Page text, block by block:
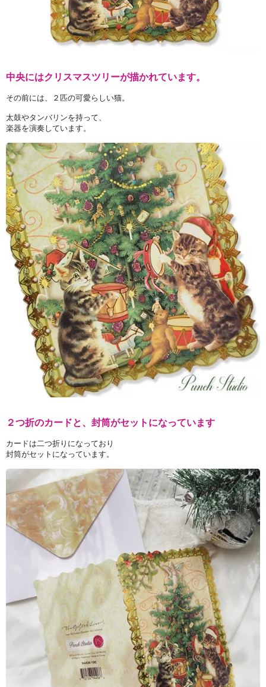
中央にはクリスマスツリーが描かれています。
その前には、２匹の可愛らしい猫。
太鼓やタンバリンを持って、
楽器を演奏しています。
２つ折のカードと、封筒がセットになっています
カードは二つ折りになっており
封筒がセットになっています。